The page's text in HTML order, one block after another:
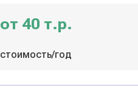
от 40 т.р.
стоимость/год